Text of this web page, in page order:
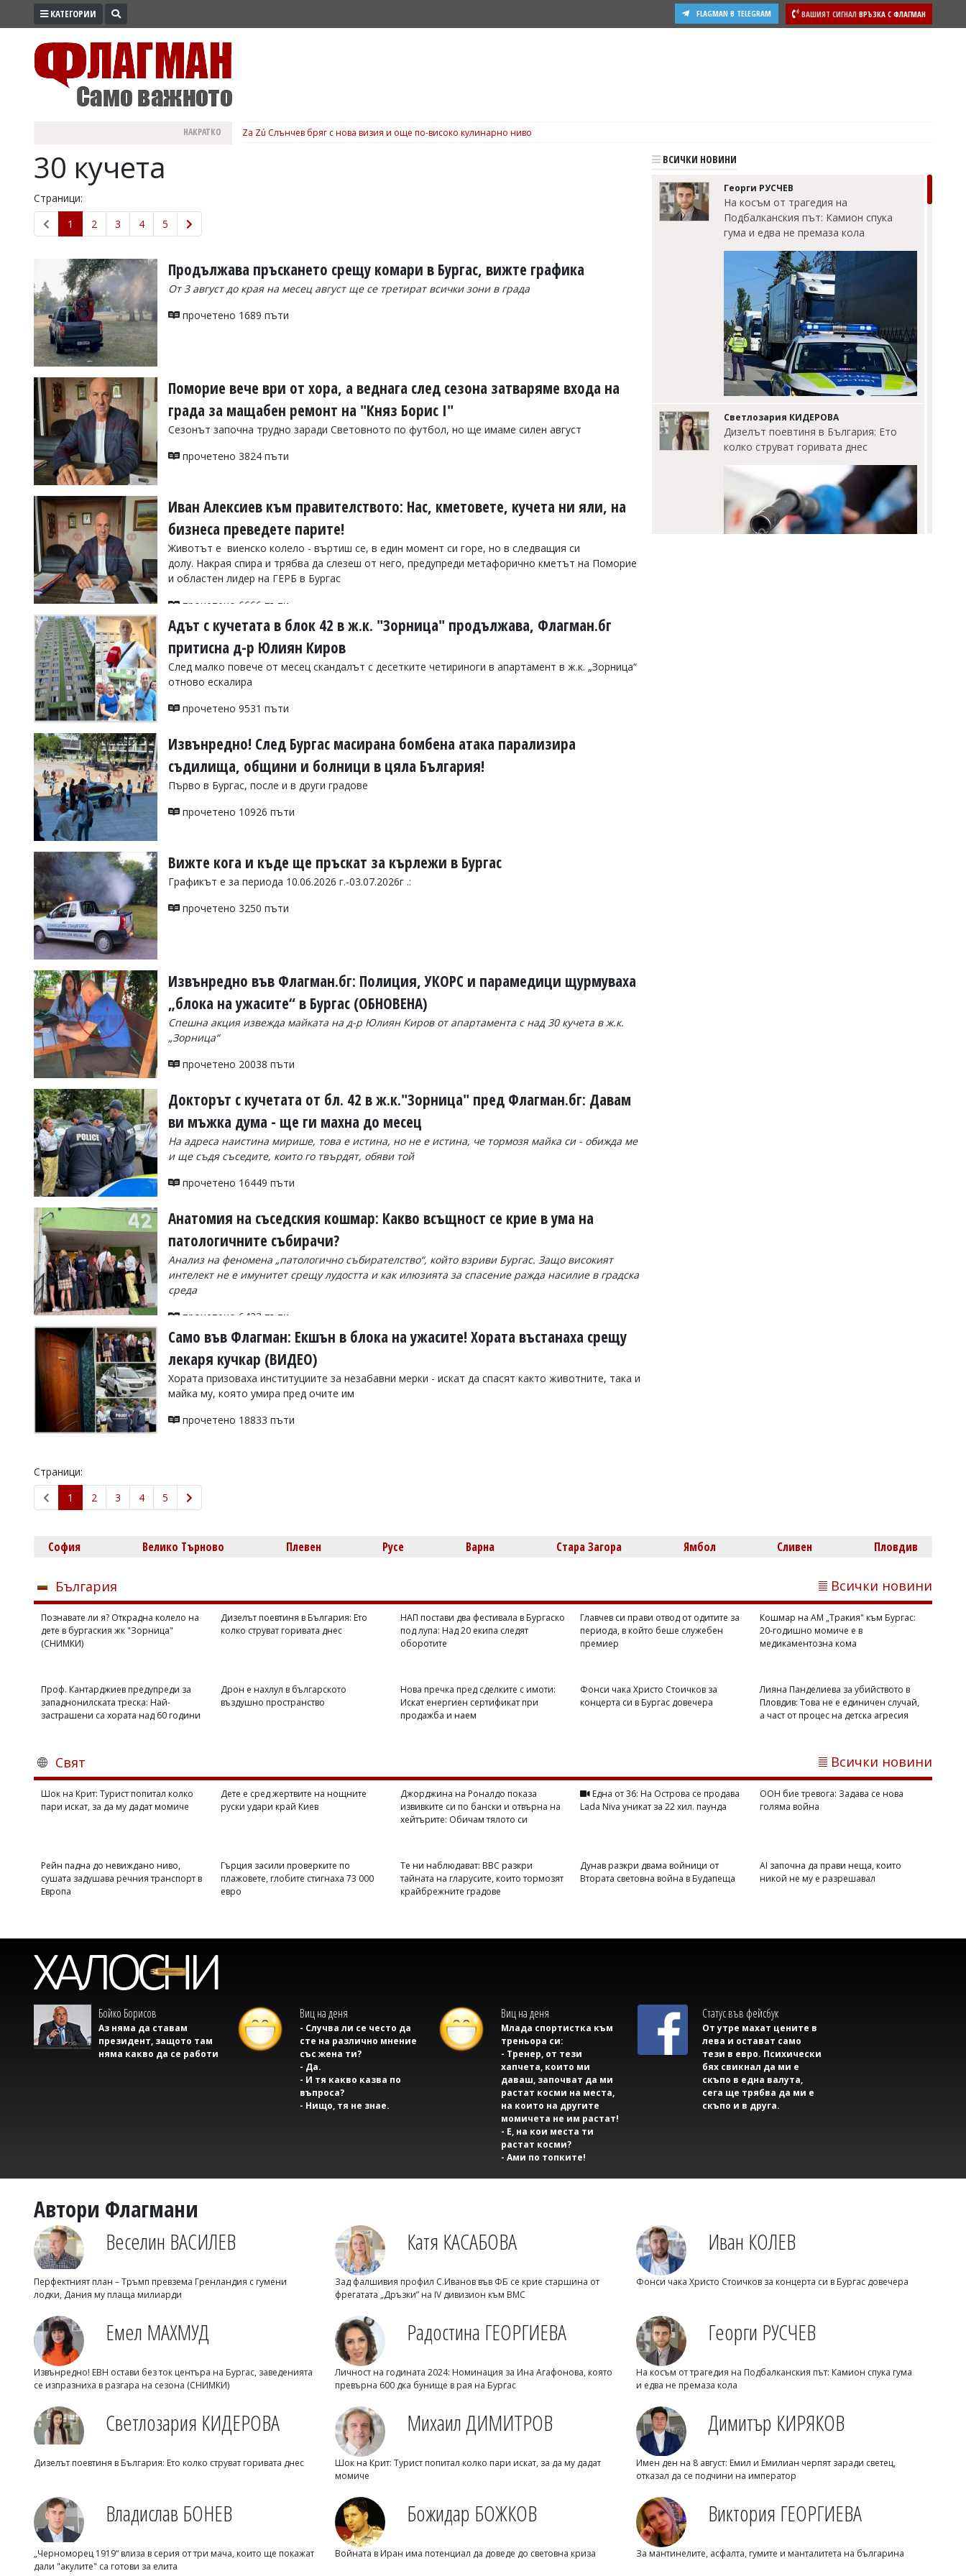
ПРОМО
КУЛТУРА
ЗДРАВЕ
ПОЛИТИКА
ОБЩИНИ
ОБЩЕСТВО
ВОЙНАТА
УКРАЙНА
СПОРТ
РАЗСЛЕДВАНЕ
БИЗНЕС
Управители:
Веселин
Василев,
v.vasilev@flagman.bg
Касабова,
k.kassabova@flagman.bg
редактор:
Колев,
office@flagman.bg
Коментарите
статиите
въвеждат
читателите
редакцията
отговорност
откриете
обиден
коментар,
сигнализирайте
КАТЕГОРИИ ВАШИЯТ СИГНАЛ ВРЪЗКА С ФЛАГМАН
FLAGMAN В TELEGRAM
НАКРАТКО Za Zú Слънчев бряг с нова визия и още по-високо кулинарно ниво
30 кучета
Страници:
1
2 3 4 5
Продължава пръскането срещу комари в Бургас, вижте графика
От 3 август до края на месец август ще се третират всички зони в града
прочетено 1689 пъти
Поморие вече ври от хора, а веднага след сезона затваряме входа на
града за мащабен ремонт на "Княз Борис I"
Сезонът започна трудно заради Световното по футбол, но ще имаме силен август
прочетено 3824 пъти
Иван Алексиев към правителството: Нас, кметовете, кучета ни яли, на
бизнеса преведете парите!
Животът е виенско колело - въртиш се, в един момент си горе, но в следващия си
долу. Накрая спира и трябва да слезеш от него, предупреди метафорично кметът на Поморие
и областен лидер на ГЕРБ в Бургас
прочетено 6666 пъти
Адът с кучетата в блок 42 в ж.к. "Зорница" продължава, Флагман.бг
притисна д-р Юлиян Киров
След малко повече от месец скандалът с десетките четириноги в апартамент в ж.к. „Зорница“
отново ескалира
прочетено 9531 пъти
Извънредно! След Бургас масирана бомбена атака парализира
съдилища, общини и болници в цяла България!
Първо в Бургас, после и в други градове
прочетено 10926 пъти
Вижте кога и къде ще пръскат за кърлежи в Бургас
Графикът е за периода 10.06.2026 г.-03.07.2026г .:
прочетено 3250 пъти
Извънредно във Флагман.бг: Полиция, УКОРС и парамедици щурмуваха
„блока на ужасите“ в Бургас (ОБНОВЕНА)
Спешна акция извежда майката на д-р Юлиян Киров от апартамента с над 30 кучета в ж.к.
„Зорница“
прочетено 20038 пъти
Докторът с кучетата от бл. 42 в ж.к."Зорница" пред Флагман.бг: Давам
ви мъжка дума - ще ги махна до месец
На адреса наистина мирише, това е истина, но не е истина, че тормозя майка си - обижда ме
и ще съдя съседите, които го твърдят, обяви той
прочетено 16449 пъти
Анатомия на съседския кошмар: Какво всъщност се крие в ума на
патологичните събирачи?
Анализ на феномена „патологично събирателство“, който взриви Бургас. Защо високият
интелект не е имунитет срещу лудостта и как илюзията за спасение ражда насилие в градска
среда
прочетено 6433 пъти
Само във Флагман: Екшън в блока на ужасите! Хората въстанаха срещу
лекаря кучкар (ВИДЕО)
Хората призоваха институциите за незабавни мерки - искат да спасят както животните, така и
майка му, която умира пред очите им
прочетено 18833 пъти
Страници:
1
2 3 4 5
ВСИЧКИ НОВИНИ
Георги РУСЧЕВ
На косъм от трагедия на
Подбалканския път: Камион спука
гума и едва не премаза кола
Светлозария КИДЕРОВА
Дизелът поевтиня в България: Ето
колко струват горивата днес
Искат енергиен сертификат при
Лияна Панделиева за убийството в
Пловдив: Това не е единичен случай, а
част от процес на детска агресия
извивките си по бански и отвърна на
хейтърите: Обичам тялото си
Lada Niva уникат за 22 хил. паунда
Светлозария КИДЕРОВА
до Русе по куриер, криели дрогата в
маратонки
София Велико Търново Плевен Русе Варна Стара Загора Ямбол Сливен Пловдив
България Всички новини
Познавате ли я? Открадна колело на
дете в бургаския жк "Зорница"
(СНИМКИ)
Дизелът поевтиня в България: Ето
колко струват горивата днес
НАП постави два фестивала в Бургаско
под лупа: Над 20 екипа следят
оборотите
Главчев си прави отвод от одитите за
периода, в който беше служебен
премиер
Кошмар на АМ „Тракия" към Бургас:
20-годишно момиче е в
медикаментозна кома
Проф. Кантарджиев предупреди за
западнонилската треска: Най-
застрашени са хората над 60 години
Дрон е нахлул в българското
въздушно пространство
Нова пречка пред сделките с имоти:
Искат енергиен сертификат при
продажба и наем
Фонси чака Христо Стоичков за
концерта си в Бургас довечера
Лияна Панделиева за убийството в
Пловдив: Това не е единичен случай,
а част от процес на детска агресия
Свят Всички новини
Шок на Крит: Турист попитал колко
пари искат, за да му дадат момиче
Дете е сред жертвите на нощните
руски удари край Киев
Джорджина на Роналдо показа
извивките си по бански и отвърна на
хейтърите: Обичам тялото си
Една от 36: На Острова се продава
Lada Niva уникат за 22 хил. паунда
ООН бие тревога: Задава се нова
голяма война
Рейн падна до невиждано ниво,
сушата задушава речния транспорт в
Европа
Гърция засили проверките по
плажовете, глобите стигнаха 73 000
евро
Те ни наблюдават: BBC разкри
тайната на гларусите, които тормозят
крайбрежните градове
Дунав разкри двама войници от
Втората световна война в Будапеща
AI започна да прави неща, които
никой не му е разрешавал
Бойко Борисов
Аз няма да ставам
президент, защото там
няма какво да се работи
Виц на деня
- Случва ли се често да
сте на различно мнение
със жена ти?
- Да.
- И тя какво казва по
въпроса?
- Нищо, тя не знае.
Виц на деня
Млада спортистка към
треньора си:
- Тренер, от тези
хапчета, които ми
даваш, започват да ми
растат косми на места,
на които на другите
момичета не им растат!
- Е, на кои места ти
растат косми?
- Ами по топките!
Статус във фейсбук
От утре махат цените в
лева и остават само
тези в евро. Психически
бях свикнал да ми е
скъпо в една валута,
сега ще трябва да ми е
скъпо и в друга.
Автори Флагмани
Веселин ВАСИЛЕВ
Перфектният план – Тръмп превзема Гренландия с гумени
лодки, Дания му плаща милиарди
Катя КАСАБОВА
Зад фалшивия профил С.Иванов във ФБ се крие старшина от
фрегатата „Дръзки” на IV дивизион към ВМС
Иван КОЛЕВ
Фонси чака Христо Стоичков за концерта си в Бургас довечера
Емел МАХМУД
Извънредно! ЕВН остави без ток центъра на Бургас, заведенията
се изпразниха в разгара на сезона (СНИМКИ)
Радостина ГЕОРГИЕВА
Личност на годината 2024: Номинация за Ина Агафонова, която
превърна 600 дка бунище в рая на Бургас
Георги РУСЧЕВ
На косъм от трагедия на Подбалканския път: Камион спука гума
и едва не премаза кола
Светлозария КИДЕРОВА
Дизелът поевтиня в България: Ето колко струват горивата днес
Михаил ДИМИТРОВ
Шок на Крит: Турист попитал колко пари искат, за да му дадат
момиче
Димитър КИРЯКОВ
Имен ден на 8 август: Емил и Емилиан черпят заради светец,
отказал да се подчини на император
Владислав БОНЕВ
„Черноморец 1919“ влиза в серия от три мача, които ще покажат
дали "акулите" са готови за елита
Божидар БОЖКОВ
Войната в Иран има потенциал да доведе до световна криза
Виктория ГЕОРГИЕВА
За мантинелите, асфалта, гумите и манталитета на българина